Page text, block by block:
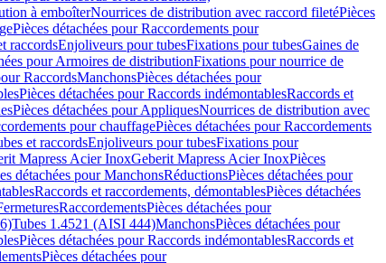
à emboîterNourrices de distribution avec raccord filetéPièces
Pièces détachées pour Raccordements pour
raccordsEnjoliveurs pour tubesFixations pour tubesGaines de
pour Armoires de distributionFixations pour nourrice de
RaccordsManchonsPièces détachées pour
Pièces détachées pour Raccords indémontablesRaccords et
Pièces détachées pour AppliquesNourrices de distribution avec
pour chauffagePièces détachées pour Raccordements
et raccordsEnjoliveurs pour tubesFixations pour
Mapress Acier InoxGeberit Mapress Acier InoxPièces
détachées pour ManchonsRéductionsPièces détachées pour
Raccords et raccordements, démontablesPièces détachées
RaccordementsPièces détachées pour
Tubes 1.4521 (AISI 444)ManchonsPièces détachées pour
Pièces détachées pour Raccords indémontablesRaccords et
Pièces détachées pour